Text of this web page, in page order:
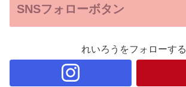
SNSフォローボタン
れいろうをフォローする